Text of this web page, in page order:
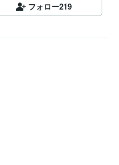
フォロー219